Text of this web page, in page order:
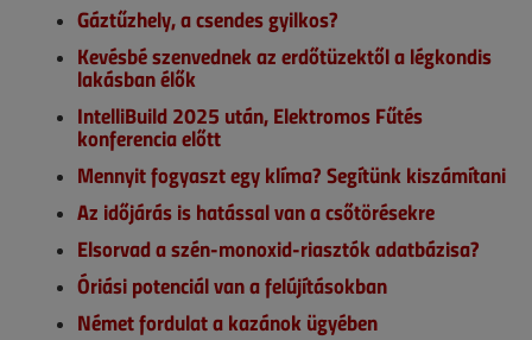
Gáztűzhely, a csendes gyilkos?
Kevésbé szenvednek az erdőtüzektől a légkondis
lakásban élők
IntelliBuild 2025 után, Elektromos Fűtés
konferencia előtt
Mennyit fogyaszt egy klíma? Segítünk kiszámítani
Az időjárás is hatással van a csőtörésekre
Elsorvad a szén-monoxid-riasztók adatbázisa?
Óriási potenciál van a felújításokban
Német fordulat a kazánok ügyében